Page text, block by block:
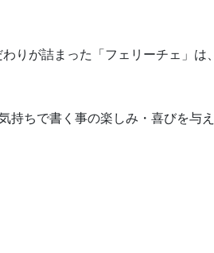
りが詰まった「フェリーチェ」は、
持ちで書く事の楽しみ・喜びを与え